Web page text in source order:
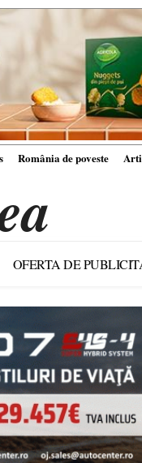
România de poveste
OFERTA DE